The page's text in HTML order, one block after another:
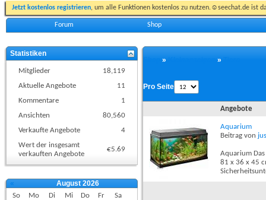
Jetzt kostenlos registrieren, um alle Funktionen kostenlos zu nutzen.☺seechat.de ist
Forum Shop
Statistiken
Mitglieder
18,119
Aktuelle Angebote
11
Kommentare
1
Ansichten
80,560
Verkaufte Angebote
4
Wert der insgesamt
verkauften Angebote
€5.69
« August 2026
So Mo Di Mi Do Fr
Sa
» »
Pro Seite
Angebote
Aquarium
Beitrag von
Aquarium
81 x 36 x 45